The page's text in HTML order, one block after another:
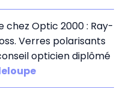
chez Optic 2000 : Ray-
Verres polarisants
opticien diplômé